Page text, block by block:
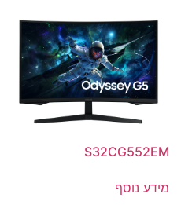
S32CG552EM
מידע נוסף